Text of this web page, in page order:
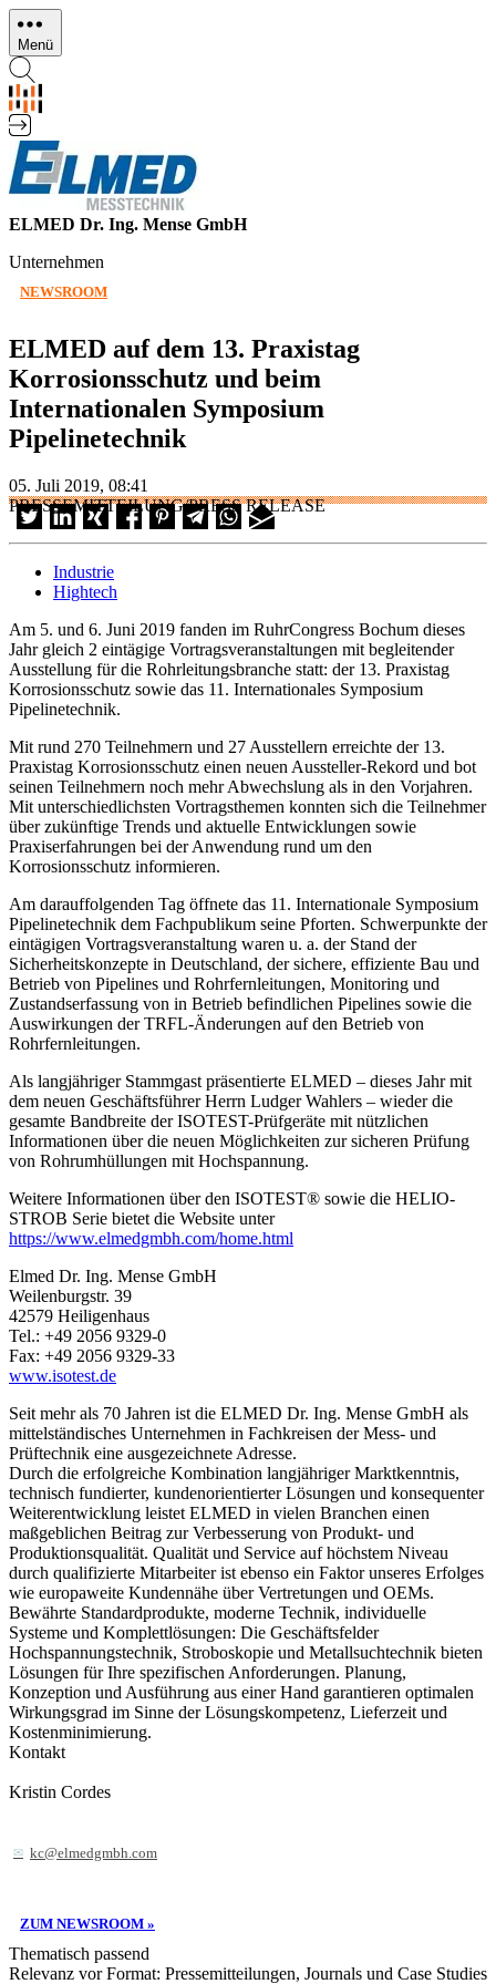
Direkt
zum
Inhalt
Menü
ELMED Dr. Ing. Mense GmbH
Unternehmen
NEWSROOM
ELMED auf dem 13. Praxistag
Korrosionsschutz und beim
Internationalen Symposium
Pipelinetechnik
05. Juli 2019, 08:41
PRESSEMITTEILUNG/PRESS RELEASE
Industrie
Hightech
Am 5. und 6. Juni 2019 fanden im RuhrCongress Bochum dieses
Jahr gleich 2 eintägige Vortragsveranstaltungen mit begleitender
Ausstellung für die Rohrleitungsbranche statt: der 13. Praxistag
Korrosionsschutz sowie das 11. Internationales Symposium
Pipelinetechnik.
Mit rund 270 Teilnehmern und 27 Ausstellern erreichte der 13.
Praxistag Korrosionsschutz einen neuen Aussteller-Rekord und bot
seinen Teilnehmern noch mehr Abwechslung als in den Vorjahren.
Mit unterschiedlichsten Vortragsthemen konnten sich die Teilnehmer
über zukünftige Trends und aktuelle Entwicklungen sowie
Praxiserfahrungen bei der Anwendung rund um den
Korrosionsschutz informieren.
Am darauffolgenden Tag öffnete das 11. Internationale Symposium
Pipelinetechnik dem Fachpublikum seine Pforten. Schwerpunkte der
eintägigen Vortragsveranstaltung waren u. a. der Stand der
Sicherheitskonzepte in Deutschland, der sichere, effiziente Bau und
Betrieb von Pipelines und Rohrfernleitungen, Monitoring und
Zustandserfassung von in Betrieb befindlichen Pipelines sowie die
Auswirkungen der TRFL-Änderungen auf den Betrieb von
Rohrfernleitungen.
Als langjähriger Stammgast präsentierte ELMED – dieses Jahr mit
dem neuen Geschäftsführer Herrn Ludger Wahlers – wieder die
gesamte Bandbreite der ISOTEST-Prüfgeräte mit nützlichen
Informationen über die neuen Möglichkeiten zur sicheren Prüfung
von Rohrumhüllungen mit Hochspannung.
Weitere Informationen über den ISOTEST® sowie die HELIO-
STROB Serie bietet die Website unter
https://www.elmedgmbh.com/home.html
Elmed Dr. Ing. Mense GmbH
Weilenburgstr. 39
42579 Heiligenhaus
Tel.: +49 2056 9329-0
Fax: +49 2056 9329-33
www.isotest.de
Seit mehr als 70 Jahren ist die ELMED Dr. Ing. Mense GmbH als
mittelständisches Unternehmen in Fachkreisen der Mess- und
Prüftechnik eine ausgezeichnete Adresse.
Durch die erfolgreiche Kombination langjähriger Marktkenntnis,
technisch fundierter, kundenorientierter Lösungen und konsequenter
Weiterentwicklung leistet ELMED in vielen Branchen einen
maßgeblichen Beitrag zur Verbesserung von Produkt- und
Produktionsqualität. Qualität und Service auf höchstem Niveau
durch qualifizierte Mitarbeiter ist ebenso ein Faktor unseres Erfolges
wie europaweite Kundennähe über Vertretungen und OEMs.
Bewährte Standardprodukte, moderne Technik, individuelle
Systeme und Komplettlösungen: Die Geschäftsfelder
Hochspannungstechnik, Stroboskopie und Metallsuchtechnik bieten
Lösungen für Ihre spezifischen Anforderungen. Planung,
Konzeption und Ausführung aus einer Hand garantieren optimalen
Wirkungsgrad im Sinne der Lösungskompetenz, Lieferzeit und
Kostenminimierung.
Kontakt
Kristin Cordes
kc@elmedgmbh.com
ZUM NEWSROOM »
Thematisch passend
Relevanz vor Format: Pressemitteilungen, Journals und Case Studies